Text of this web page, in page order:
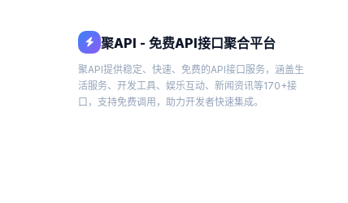
聚API - 免费API接口聚合平台
聚API提供稳定、快速、免费的API接口服务，涵盖生
活服务、开发工具、娱乐互动、新闻资讯等170+接
口，支持免费调用，助力开发者快速集成。